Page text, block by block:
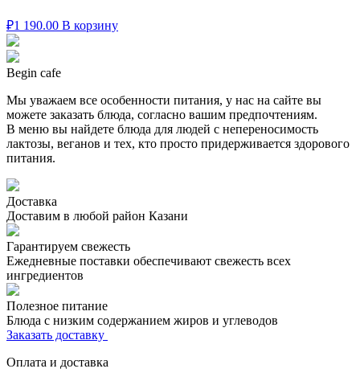
₽1 190.00 В корзину
Begin cafe
Мы уважаем все особенности питания, у нас на сайте вы
можете заказать блюда, согласно вашим предпочтениям.
В меню вы найдете блюда для людей с непереносимость
лактозы, веганов и тех, кто просто придерживается здорового
питания.
Доставка
Доставим в любой район Казани
Гарантируем свежесть
Ежедневные поставки обеспечивают свежесть всех
ингредиентов
Полезное питание
Блюда с низким содержанием жиров и углеводов
Заказать доставку
Оплата и доставка